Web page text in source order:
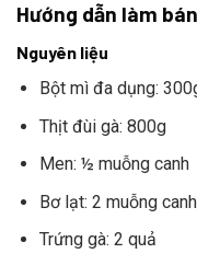
Hướng dẫn làm
Nguyên liệu
Bột mì đa dụng:
Thịt đùi gà: 800g
Men: ½ muỗng canh
Bơ lạt: 2 muỗng canh
Trứng gà: 2 quả